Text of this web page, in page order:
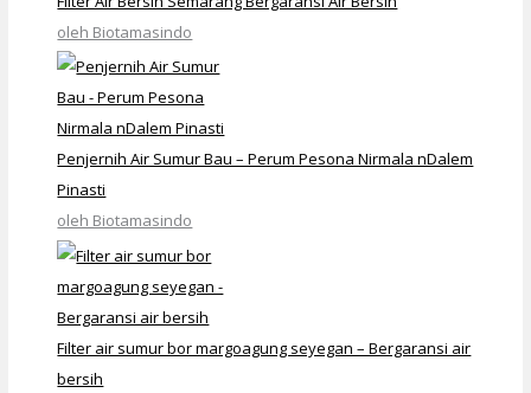
oleh Biotamasindo
Penjernih Air Sumur Bau – Perum Pesona Nirmala nDalem
Pinasti
oleh Biotamasindo
Filter air sumur bor margoagung seyegan – Bergaransi air
bersih